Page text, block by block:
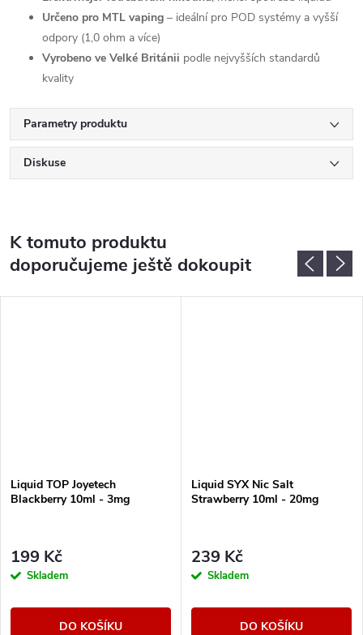
Určeno pro MTL vaping – ideální pro POD systémy a vyšší
odpory (1,0 ohm a více)
Vyrobeno ve Velké Británii podle nejvyšších standardů
kvality
Parametry produktu
Diskuse
K tomuto produktu
doporučujeme ještě dokoupit
Liquid TOP Joyetech
Blackberry 10ml - 3mg
199 Kč
Skladem
DO KOŠÍKU
Liquid SYX Nic Salt
Strawberry 10ml - 20mg
239 Kč
Skladem
DO KOŠÍKU